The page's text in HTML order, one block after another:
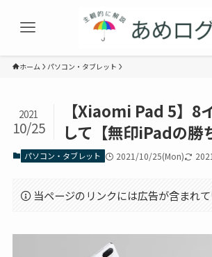
ホーム パソコン・タブレット
【Xiaomi Pad 5】8
して【無印iPadの勝
2021
10/25
パソコン・タブレット 2021/10/25(Mon)
当ページのリンクには広告が含まれて